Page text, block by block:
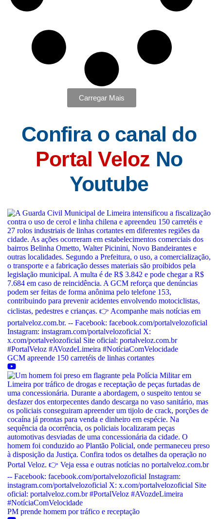
Carregar Mais
Confira o canal do
Portal Veloz No
Youtube
GCM apreende 150 carretéis de linhas cortantes
PM prende homem por tráfico e receptação